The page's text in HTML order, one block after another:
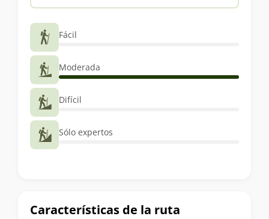
Características de la ruta
Fácil
Moderada
Difícil
Sólo expertos